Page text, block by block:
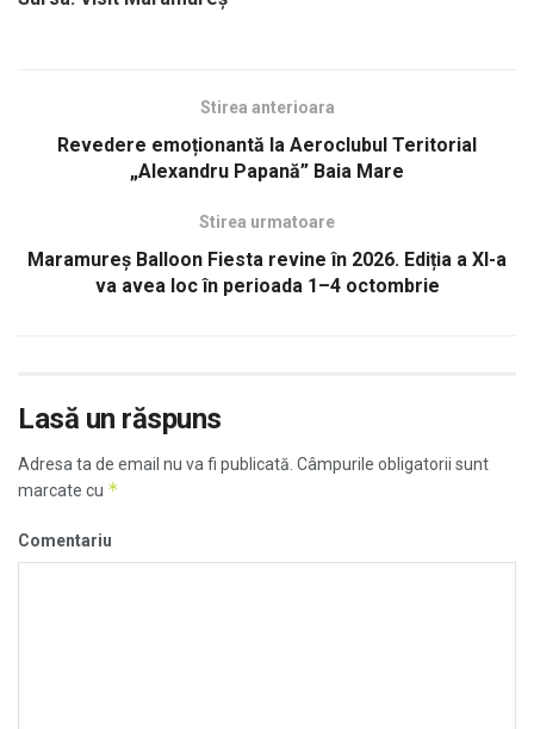
Stirea anterioara
Revedere emoționantă la Aeroclubul Teritorial
„Alexandru Papană” Baia Mare
Stirea urmatoare
Maramureș Balloon Fiesta revine în 2026. Ediția a XI-a
va avea loc în perioada 1–4 octombrie
Lasă un răspuns
Adresa ta de email nu va fi publicată. Câmpurile obligatorii sunt
marcate cu *
Comentariu